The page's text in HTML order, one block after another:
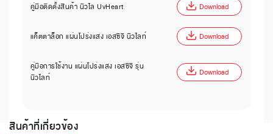
คู่มือติดตั้งสินค้า นิวไล UvHeart Download
แค็ตตาล็อก แผ่นโปร่งแสง เอสซีจี นิวไลท์ Download
คู่มือการใช้งาน แผ่นโปร่งแสง เอสซีจี รุ่น
นิวไลท์
Download
สินค้าที่เกี่ยวข้อง